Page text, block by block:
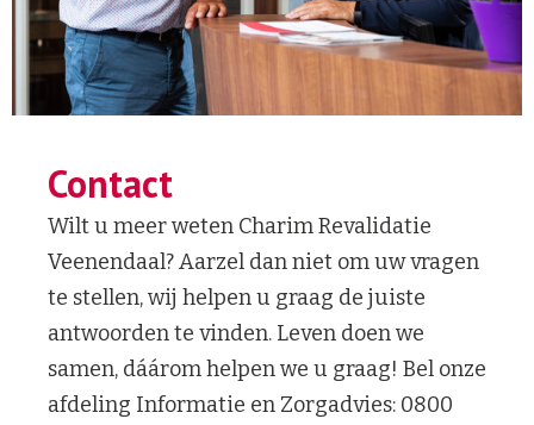
Contact
Wilt u meer weten Charim Revalidatie
Veenendaal? Aarzel dan niet om uw vragen
te stellen, wij helpen u graag de juiste
antwoorden te vinden. Leven doen we
samen, dáárom helpen we u graag! Bel onze
afdeling Informatie en Zorgadvies: 0800